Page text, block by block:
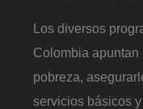
Los diversos
Colombia
pobreza,
servicios básicos